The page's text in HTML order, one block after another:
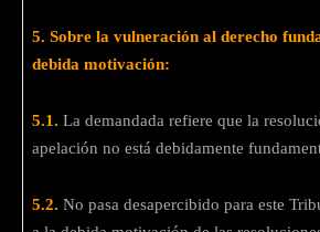
5. Sobre la vulneración al derecho
debida motivación:
5.1. La demandada refiere que la
apelación no está debidamente
5.2. No pasa desapercibido para este